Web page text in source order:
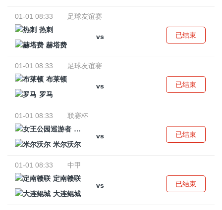
01-01 08:33
足球友谊赛
热刺
vs
赫塔费
已结束
01-01 08:33
足球友谊赛
布莱顿
vs
罗马
已结束
01-01 08:33
联赛杯
女王公园巡游者
vs
米尔沃尔
已结束
01-01 08:33
中甲
定南赣联
vs
大连鲲城
已结束